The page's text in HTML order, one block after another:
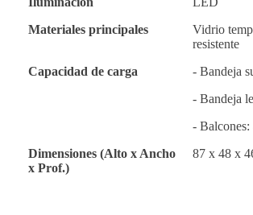
Materiales principales
Vidrio
resistente
Capacidad de carga
- Bandeja
- Bandeja
- Balcones:
Dimensiones (Alto x Ancho
x Prof.)
87 x 48 x